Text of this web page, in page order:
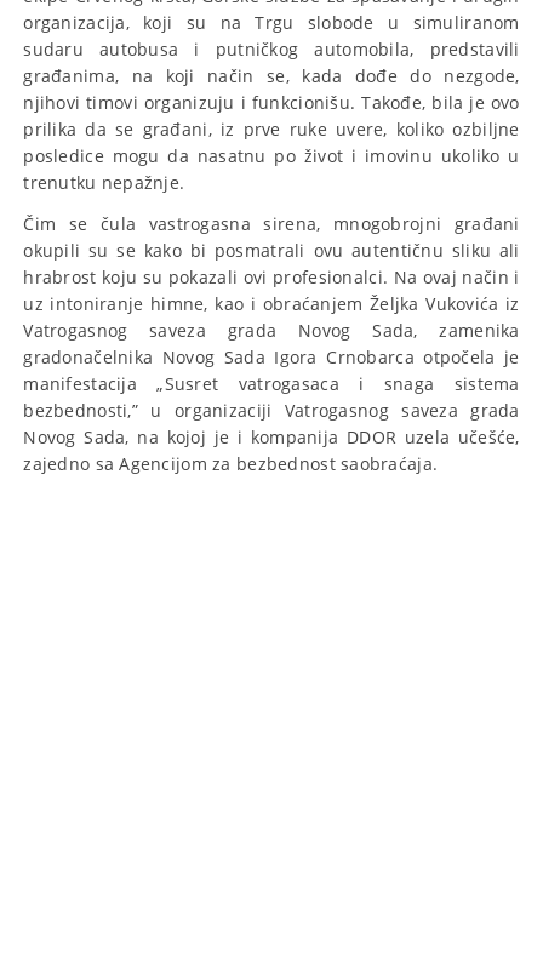
organizacija, koji su na Trgu slobode u simuliranom
sudaru autobusa i putničkog automobila, predstavili
građanima, na koji način se, kada dođe do nezgode,
njihovi timovi organizuju i funkcionišu. Takođe, bila je ovo
prilika da se građani, iz prve ruke uvere, koliko ozbiljne
posledice mogu da nasatnu po život i imovinu ukoliko u
trenutku nepažnje.
Čim se čula vastrogasna sirena, mnogobrojni građani
okupili su se kako bi posmatrali ovu autentičnu sliku ali
hrabrost koju su pokazali ovi profesionalci. Na ovaj način i
uz intoniranje himne, kao i obraćanjem Željka Vukovića iz
Vatrogasnog saveza grada Novog Sada, zamenika
gradonačelnika Novog Sada Igora Crnobarca otpočela je
manifestacija „Susret vatrogasaca i snaga sistema
bezbednosti,” u organizaciji Vatrogasnog saveza grada
Novog Sada, na kojoj je i kompanija DDOR uzela učešće,
zajedno sa Agencijom za bezbednost saobraćaja.